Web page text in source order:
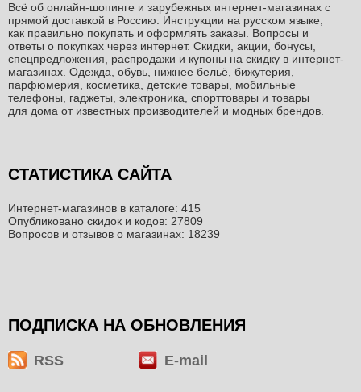
Всё об онлайн-шопинге и зарубежных интернет-магазинах c
прямой доставкой в Россию. Инструкции на русском языке,
как правильно покупать и оформлять заказы. Вопросы и
ответы о покупках через интернет. Скидки, акции, бонусы,
спецпредложения, распродажи и купоны на скидку в интернет-
магазинах. Одежда, обувь, нижнее бельё, бижутерия,
парфюмерия, косметика, детские товары, мобильные
телефоны, гаджеты, электроника, спорттовары и товары
для дома от известных производителей и модных брендов.
СТАТИСТИКА САЙТА
Интернет-магазинов в каталоге: 415
Опубликовано скидок и кодов: 27809
Вопросов и отзывов о магазинах: 18239
ПОДПИСКА НА ОБНОВЛЕНИЯ
RSS E-mail